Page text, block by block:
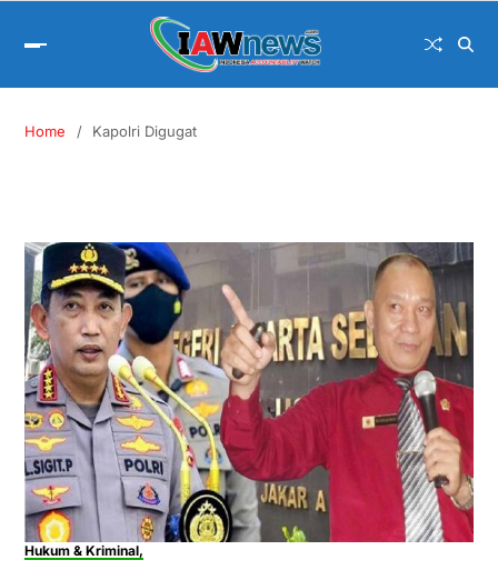
Home Kapolri Digugat
Hukum & Kriminal,